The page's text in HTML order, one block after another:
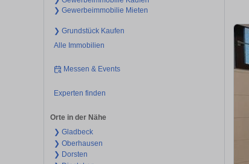
❯ Gewerbeimmobilie Mieten
❯ Grundstück Kaufen
Alle Immobilien
Messen & Events
Experten finden
Orte in der Nähe
❯ Gladbeck
❯ Oberhausen
❯ Dorsten